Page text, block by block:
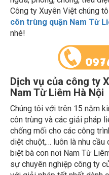
Công ty Xuyên Việt chúng
côn trùng quận Nam Từ
nhé!
Dịch vụ của công ty
Nam Từ Liêm Hà Nội
Chúng tôi với trên 15 năm
côn trùng và các giải pháp
chống mối cho các công
diệt chuột,… luôn là nhu
biệt bà con nơi Nam Từ
sự chuyên nghiệp công ty
với giải pháp tốt nhất dành